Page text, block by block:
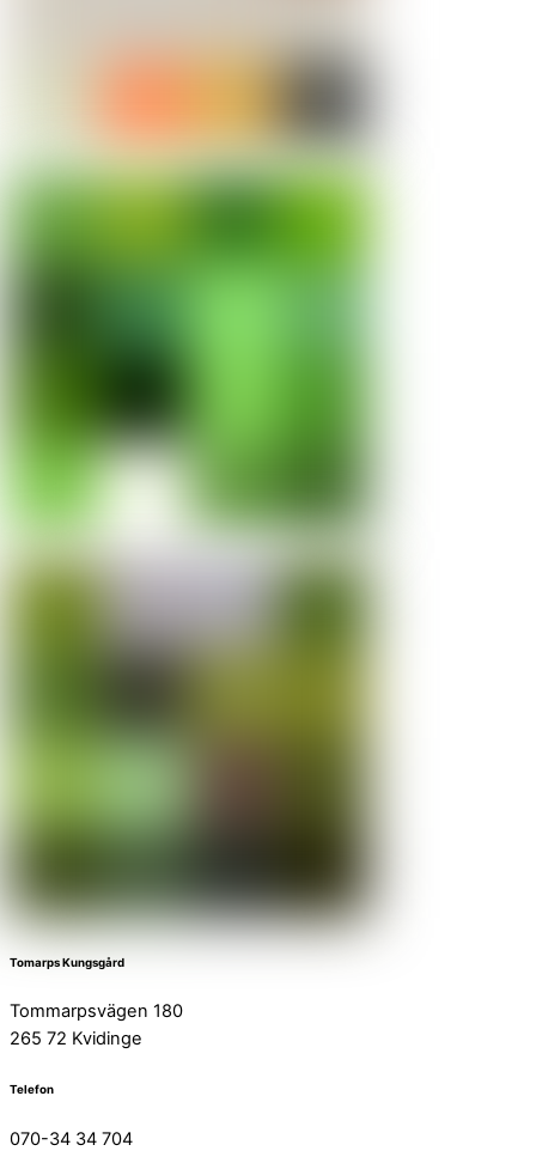
Tomarps Kungsgård
Tommarpsvägen 180
265 72 Kvidinge
Telefon
070-34 34 704